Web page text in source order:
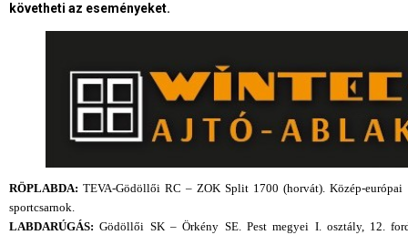
követheti az eseményeket.
RÖPLABDA: TEVA-Gödöllői RC – ZOK Split 1700 (horvát). Közép-
sportcsarnok.
LABDARÚGÁS: Gödöllői SK – Örkény SE. Pest megyei I. osztály, 12.